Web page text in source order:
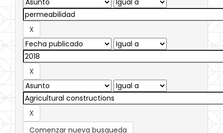
Comenzar nueva busqueda